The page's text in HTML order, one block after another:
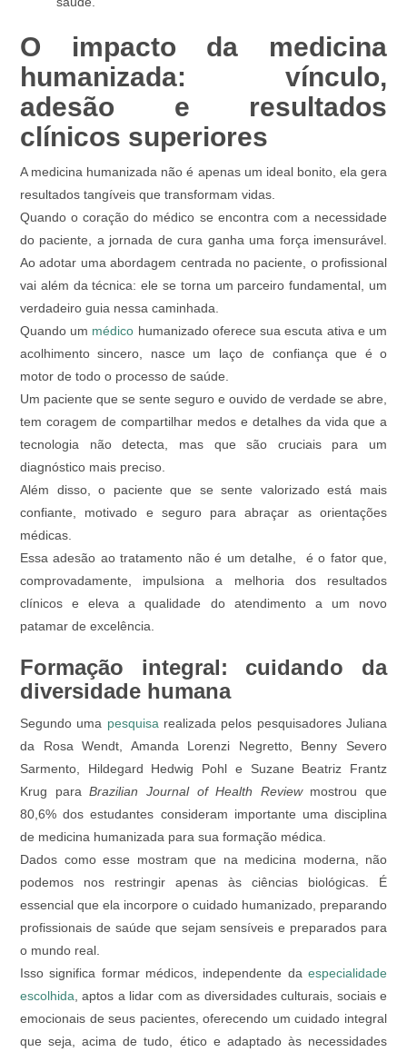
O impacto da medicina
humanizada: vínculo,
adesão e resultados
clínicos superiores
A medicina humanizada não é apenas um ideal bonito, ela gera
resultados tangíveis que transformam vidas.
Quando o coração do médico se encontra com a necessidade
do paciente, a jornada de cura ganha uma força imensurável.
Ao adotar uma abordagem centrada no paciente, o profissional
vai além da técnica: ele se torna um parceiro fundamental, um
verdadeiro guia nessa caminhada.
Quando um médico humanizado oferece sua escuta ativa e um
acolhimento sincero, nasce um laço de confiança que é o
motor de todo o processo de saúde.
Um paciente que se sente seguro e ouvido de verdade se abre,
tem coragem de compartilhar medos e detalhes da vida que a
tecnologia não detecta, mas que são cruciais para um
diagnóstico mais preciso.
Além disso, o paciente que se sente valorizado está mais
confiante, motivado e seguro para abraçar as orientações
médicas.
Essa adesão ao tratamento não é um detalhe, é o fator que,
comprovadamente, impulsiona a melhoria dos resultados
clínicos e eleva a qualidade do atendimento a um novo
patamar de excelência.
Formação integral: cuidando da
diversidade humana
Segundo uma pesquisa realizada pelos pesquisadores Juliana
da Rosa Wendt, Amanda Lorenzi Negretto, Benny Severo
Sarmento, Hildegard Hedwig Pohl e Suzane Beatriz Frantz
Krug paraBrazilian Journal of Health Review mostrou que
80,6% dos estudantes consideram importante uma disciplina
de medicina humanizada para sua formação médica.
Dados como esse mostram que na medicina moderna, não
podemos nos restringir apenas às ciências biológicas. É
essencial que ela incorpore o cuidado humanizado, preparando
profissionais de saúde que sejam sensíveis e preparados para
o mundo real.
Isso significa formar médicos, independente da especialidade
escolhida , aptos a lidar com as diversidades culturais, sociais e
emocionais de seus pacientes, oferecendo um cuidado integral
que seja, acima de tudo, ético e adaptado às necessidades